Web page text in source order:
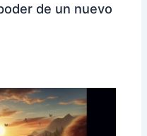
de un nuevo